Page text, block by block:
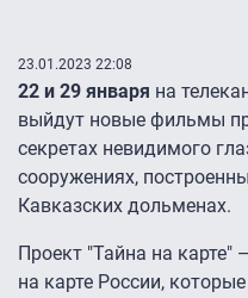
23.01.2023 22:08
22 и 29 января на
выйдут новые фильмы
секретах невидимого
сооружениях,
Кавказских дольменах.
Проект "Тайна на карте"
на карте России,